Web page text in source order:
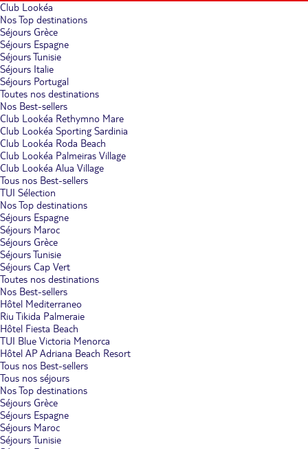
Club Lookéa
Nos Top destinations
Séjours Grèce
Séjours Espagne
Séjours Tunisie
Séjours Italie
Séjours Portugal
Toutes nos destinations
Nos Best-sellers
Club Lookéa Rethymno Mare
Club Lookéa Sporting Sardinia
Club Lookéa Roda Beach
Club Lookéa Palmeiras Village
Club Lookéa Alua Village
Tous nos Best-sellers
TUI Sélection
Nos Top destinations
Séjours Espagne
Séjours Maroc
Séjours Grèce
Séjours Tunisie
Séjours Cap Vert
Toutes nos destinations
Nos Best-sellers
Hôtel Mediterraneo
Riu Tikida Palmeraie
Hôtel Fiesta Beach
TUI Blue Victoria Menorca
Hôtel AP Adriana Beach Resort
Tous nos Best-sellers
Tous nos séjours
Nos Top destinations
Séjours Grèce
Séjours Espagne
Séjours Maroc
Séjours Tunisie